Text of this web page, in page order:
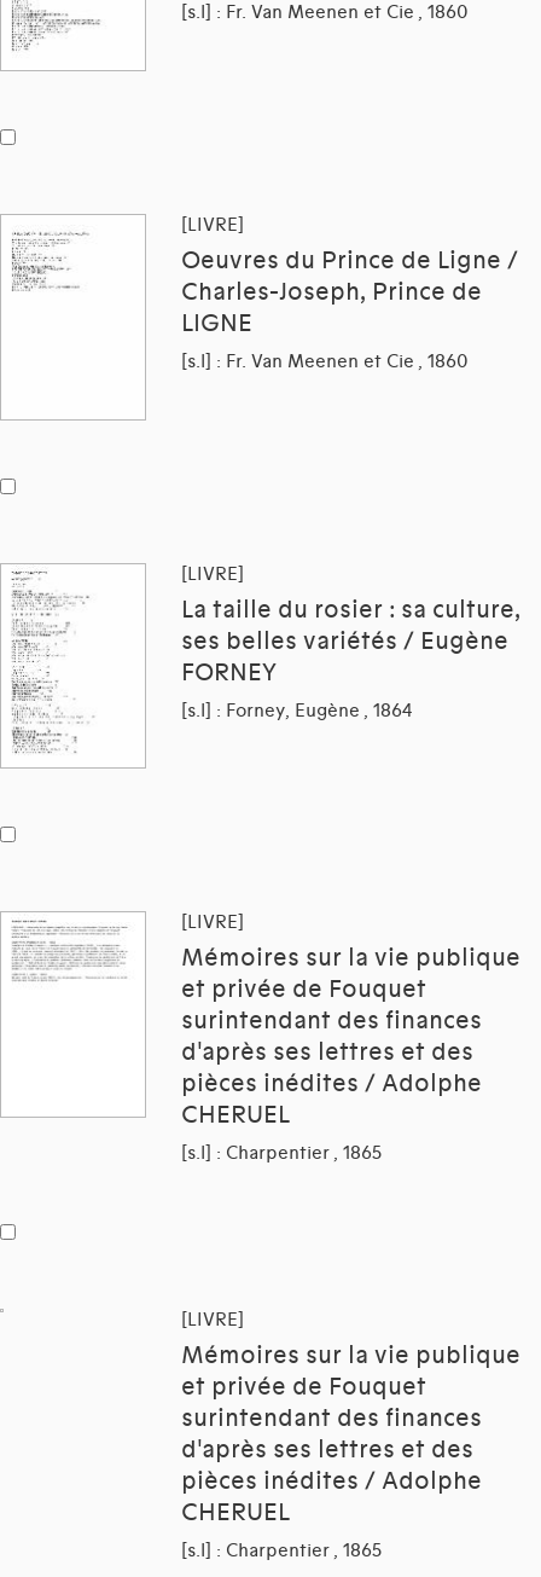
[s.l] : Fr. Van Meenen et Cie , 1860
[LIVRE]
Oeuvres du Prince de Ligne /
Charles-Joseph, Prince de
LIGNE
[s.l] : Fr. Van Meenen et Cie , 1860
[LIVRE]
La taille du rosier : sa culture,
ses belles variétés / Eugène
FORNEY
[s.l] : Forney, Eugène , 1864
[LIVRE]
Mémoires sur la vie publique
et privée de Fouquet
surintendant des finances
d'après ses lettres et des
pièces inédites / Adolphe
CHERUEL
[s.l] : Charpentier , 1865
[LIVRE]
Mémoires sur la vie publique
et privée de Fouquet
surintendant des finances
d'après ses lettres et des
pièces inédites / Adolphe
CHERUEL
[s.l] : Charpentier , 1865